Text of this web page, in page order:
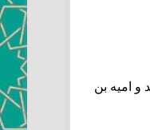
و اميه بن